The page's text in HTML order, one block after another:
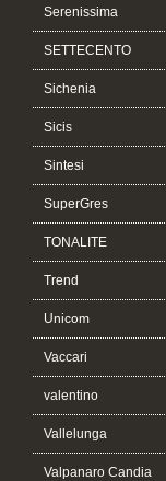
Serenissima
SETTECENTO
Sichenia
Sicis
Sintesi
SuperGres
TONALITE
Trend
Unicom
Vaccari
valentino
Vallelunga
Valpanaro Candia